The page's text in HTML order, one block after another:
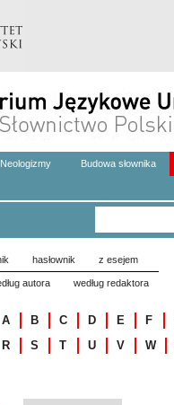
Neologizmy Budowa słownika
hasłownik z esejem
autora według redaktora
A B C D E F
R S T U V W